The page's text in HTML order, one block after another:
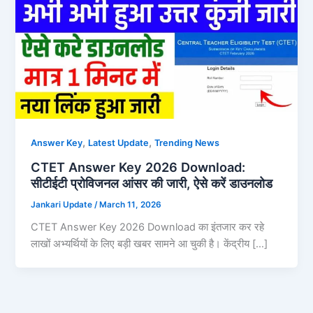
Answer Key, Latest Update,Trending News
CTET Answer Key 2026 Download:
सीटीईटी प्रोविजनल आंसर की जारी, ऐसे करें डाउनलोड
Jankari Update /March 11, 2026
CTET Answer Key 2026 Download का इंतजार कर रहे
लाखों अभ्यर्थियों के लिए बड़ी खबर सामने आ चुकी है। केंद्रीय […]